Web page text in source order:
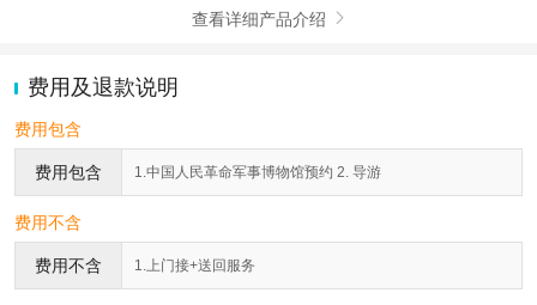
查看详细产品介绍 
费用及退款说明
费用包含
费用包含 1.中国人民革命军事博物馆预约 2. 导游
费用不含
费用不含 1.上门接+送回服务